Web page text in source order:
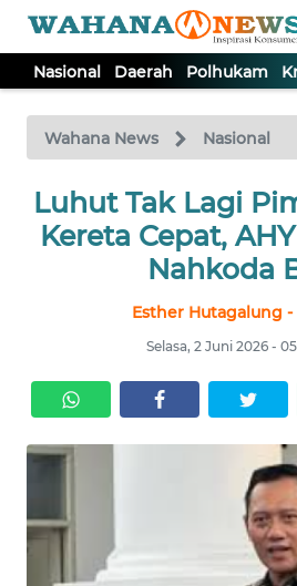
Nasional Daerah Polhukam
Wahana News Nasional
Luhut Tak Lagi
Kereta Cepat,
Nahkoda
Esther Hutagalung -
Selasa, 2 Juni 2026 -
TV
Tutup
NASIONAL
KRIMINAL
EKUIN
KESEHATAN